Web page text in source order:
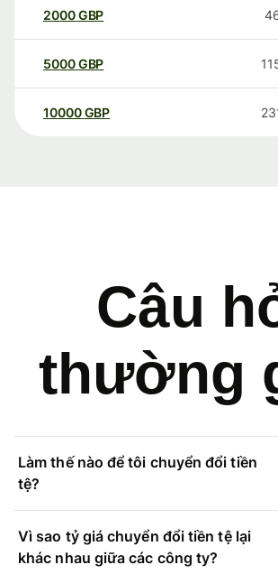
2000GBP
5000GBP
10000 GBP
Câu
thường
Làm thế nào để tôi chuyển đổi tiền
tệ?
Vì sao tỷ giá chuyển đổi tiền tệ lại
khác nhau giữa các công ty?